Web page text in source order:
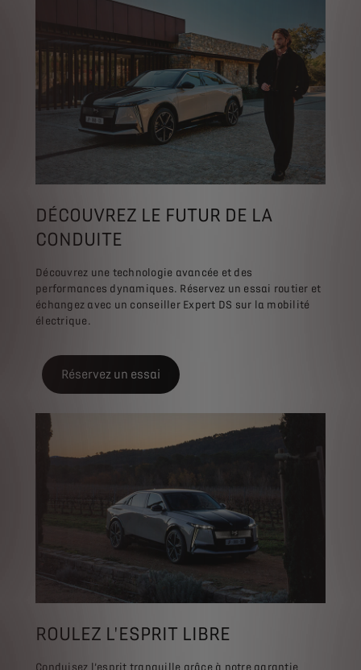
DÉCOUVREZ LE FUTUR DE LA
CONDUITE
Découvrez une technologie avancée et des
performances dynamiques. Réservez un essai routier et
échangez avec un conseiller Expert DS sur la mobilité
électrique.
Réservez un essai
ROULEZ L'ESPRIT LIBRE
Conduisez l’esprit tranquille grâce à notre garantie